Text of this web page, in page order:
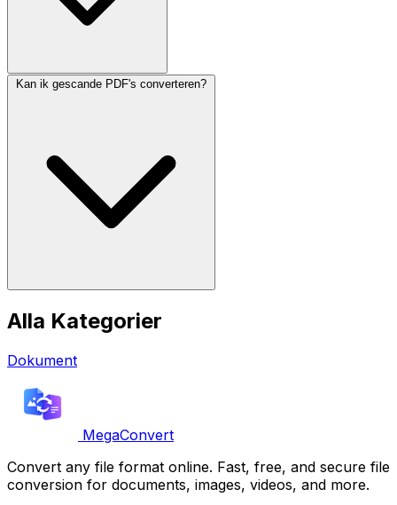
Kan ik gescande PDF's converteren?
Alla Kategorier
Dokument
MegaConvert
Convert any file format online. Fast, free, and secure file
conversion for documents, images, videos, and more.